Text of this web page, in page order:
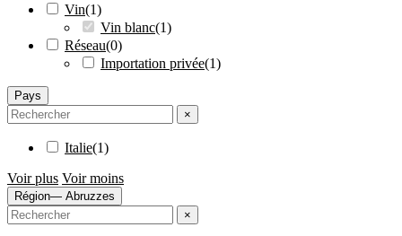
Vin(1)
Vin blanc(1)
Réseau(0)
Importation privée(1)
Pays
×
Italie(1)
Voir plus Voir moins
Région— Abruzzes
×